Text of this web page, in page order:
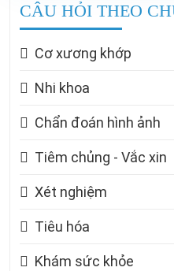
CÂU HỎI THEO
Cơ xương khớp
Nhi khoa
Chẩn đoán hình ảnh
Tiêm chủng - Vắc xin
Xét nghiệm
Tiêu hóa
Khám sức khỏe